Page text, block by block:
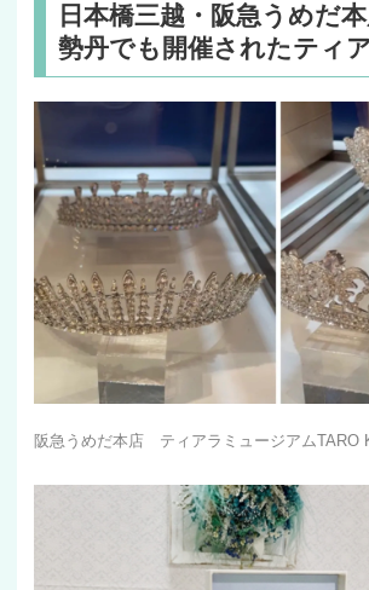
日本橋三越・阪急うめだ
勢丹でも開催されたティ
阪急うめだ本店 ティアラミュージアムTARO